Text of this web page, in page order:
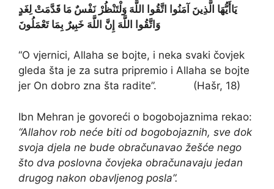
يَاأَيُّهَا الَّذِينَ آمَنُوا اتَّقُوا اللَّهَ وَلْتَنْظُرْ نَفْسٌ مَا قَدَّمَتْ لِغَدٍ
وَاتَّقُوا اللَّهَ إِنَّ اللَّهَ خَبِيرٌ بِمَا تَعْمَلُونَ
“O vjernici, Allaha se bojte, i neka svaki čovjek
gleda šta je za sutra pripremio i Allaha se bojte
jer On dobro zna šta radite”. (Hašr, 18)
Ibn Mehran je govoreći o bogobojaznima rekao:
“Allahov rob neće biti od bogobojaznih, sve dok
svoja djela ne bude obračunavao žešće nego
što dva poslovna čovjeka obračunavaju jedan
drugog nakon obavljenog posla”.